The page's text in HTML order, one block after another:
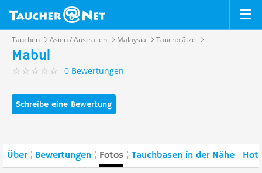
Tauchen Asien / Australien Malaysia Tauchplätze
Mabul
0 Bewertungen
Schreibe eine Bewertung
Über Bewertungen Fotos Tauchbasen in der Nähe